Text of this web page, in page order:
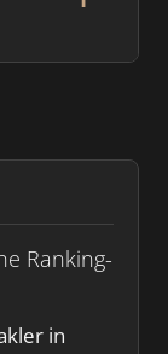
Ranking-
in